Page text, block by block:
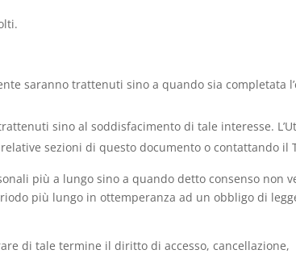
saranno trattenuti sino a quando sia completata
sino al soddisfacimento di tale interesse.
sezioni di questo documento o contattando il
più a lungo sino a quando detto consenso non
più lungo in ottemperanza ad un obbligo di
di tale termine il diritto di accesso, cancellazione,